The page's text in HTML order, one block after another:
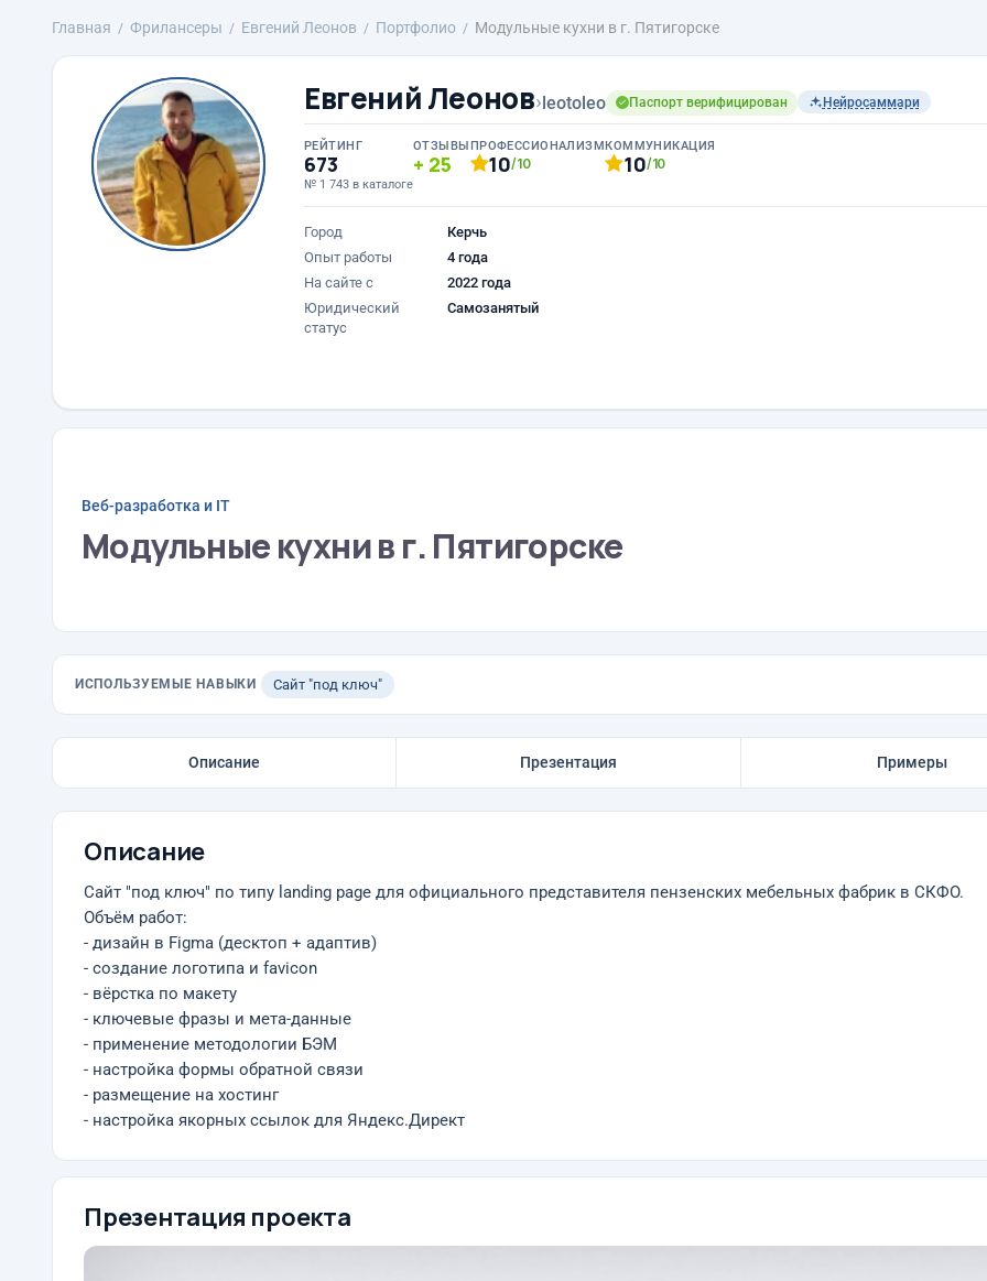
Главная Фрилансеры Евгений Леонов Портфолио Модульные кухни в г. Пятигорске
Евгений Леонов›leotoleo Паспорт верифицирован Нейросаммари
РЕЙТИНГ
673
№ 1 743 в каталоге
ОТЗЫВЫ
25
ПРОФЕССИОНАЛИЗМ
10/10
КОММУНИКАЦИЯ
10/10
Город
Керчь
Опыт работы
4 года
На сайте с
2022 года
Юридический
статус
Самозанятый
Веб-разработка и IT
Модульные кухни в г. Пятигорске
ИСПОЛЬЗУЕМЫЕ НАВЫКИ Сайт "под ключ"
Описание Презентация Примеры
Описание
Сайт "под ключ" по типу landing page для официального представителя пензенских мебельных фабрик в СКФО.
Объём работ:
- дизайн в Figma (десктоп + адаптив)
- создание логотипа и favicon
- вёрстка по макету
- ключевые фразы и мета-данные
- применение методологии БЭМ
- настройка формы обратной связи
- размещение на хостинг
- настройка якорных ссылок для Яндекс.Директ
Презентация проекта